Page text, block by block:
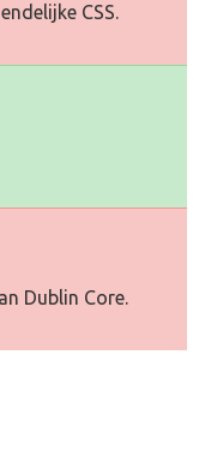
CSS.
Dublin Core.